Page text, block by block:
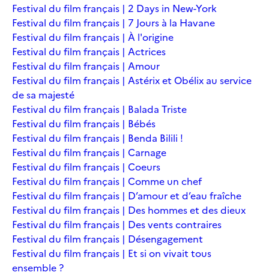
Festival du film français | 2 Days in New-York
Festival du film français | 7 Jours à la Havane
Festival du film français | À l'origine
Festival du film français | Actrices
Festival du film français | Amour
Festival du film français | Astérix et Obélix au service
de sa majesté
Festival du film français | Balada Triste
Festival du film français | Bébés
Festival du film français | Benda Bilili !
Festival du film français | Carnage
Festival du film français | Coeurs
Festival du film français | Comme un chef
Festival du film français | D’amour et d’eau fraîche
Festival du film français | Des hommes et des dieux
Festival du film français | Des vents contraires
Festival du film français | Désengagement
Festival du film français | Et si on vivait tous
ensemble ?